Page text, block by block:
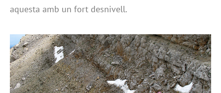
aquesta amb un fort desnivell.